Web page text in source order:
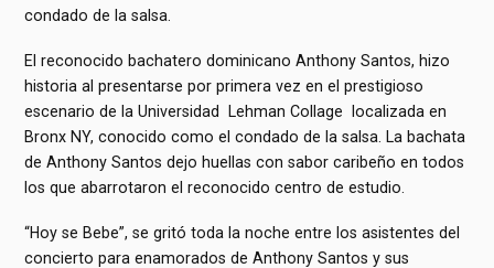
condado de la salsa.
El reconocido bachatero dominicano Anthony Santos, hizo
historia al presentarse por primera vez en el prestigioso
escenario de la Universidad Lehman Collage localizada en
Bronx NY, conocido como el condado de la salsa. La bachata
de Anthony Santos dejo huellas con sabor caribeño en todos
los que abarrotaron el reconocido centro de estudio.
“Hoy se Bebe”, se gritó toda la noche entre los asistentes del
concierto para enamorados de Anthony Santos y sus